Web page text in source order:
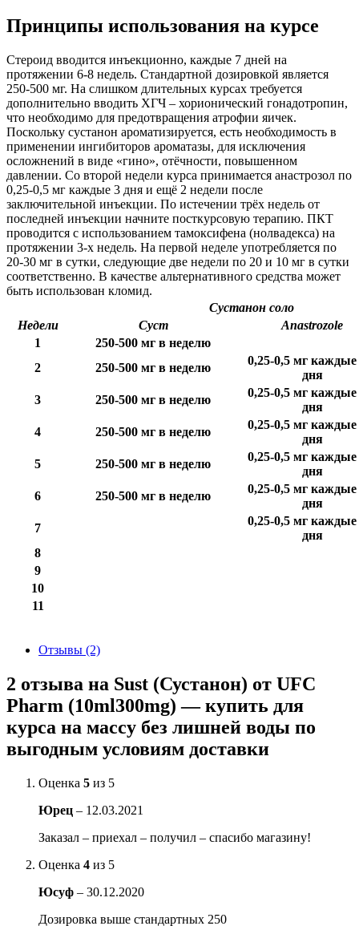
Принципы использования на курсе
Стероид вводится инъекционно, каждые 7 дней на
протяжении 6-8 недель. Стандартной дозировкой является
250-500 мг. На слишком длительных курсах требуется
дополнительно вводить ХГЧ – хорионический гонадотропин,
что необходимо для предотвращения атрофии яичек.
Поскольку сустанон ароматизируется, есть необходимость в
применении ингибиторов ароматазы, для исключения
осложнений в виде «гино», отёчности, повышенном
давлении. Со второй недели курса принимается анастрозол по
0,25-0,5 мг каждые 3 дня и ещё 2 недели после
заключительной инъекции. По истечении трёх недель от
последней инъекции начните посткурсовую терапию. ПКТ
проводится с использованием тамоксифена (нолвадекса) на
протяжении 3-х недель. На первой неделе употребляется по
20-30 мг в сутки, следующие две недели по 20 и 10 мг в сутки
соответственно. В качестве альтернативного средства может
быть использован кломид.
Сустанон соло
Недели
Суст
Anastrozole
1
250-500 мг в неделю
2
250-500 мг в неделю
0,25-0,5 мг каждые
дня
3
250-500 мг в неделю
0,25-0,5 мг каждые
дня
4
250-500 мг в неделю
0,25-0,5 мг каждые
дня
5
250-500 мг в неделю
0,25-0,5 мг каждые
дня
6
250-500 мг в неделю
0,25-0,5 мг каждые
дня
7
0,25-0,5 мг каждые
дня
8
9
10
11
Отзывы (2)
2 отзыва на Sust (Сустанон) от UFC
Pharm (10ml300mg) — купить для
курса на массу без лишней воды по
выгодным условиям доставки
Оценка 5 из 5
Юрец – 12.03.2021
Заказал – приехал – получил – спасибо магазину!
Оценка 4 из 5
Юсуф – 30.12.2020
Дозировка выше стандартных 250